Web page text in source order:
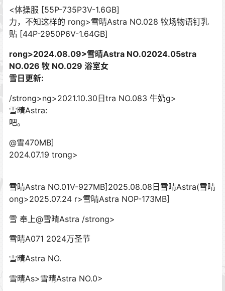
<体操服 [55P-735P3V-1.6GB]
力，不知这样的 rong>雪晴Astra NO.028 牧场物语钉乳
贴 [44P-2950P6V-1.64GB]
rong>2024.08.09>雪晴Astra NO.02024.05stra
NO.026 牧 NO.029 浴室女
雪日更新:
/strong>ng>2021.10.30日tra NO.083 牛奶g>
雪晴Astra:
吧。
@雪470MB]
2024.07.19 trong>
雪晴Astra NO.01V-927MB] 2025.08.08日雪晴Astra(雪晴
ong>2025.07.24 r>雪晴Astra NOP-173MB]
雪 奉上@雪晴Astra /strong>
雪晴A071 2024万圣节
雪晴Astra NO.
雪晴As>雪晴Astra NO.0>